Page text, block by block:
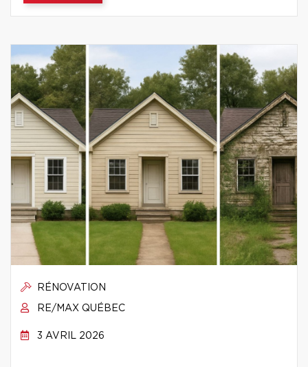
RÉNOVATION
RE/MAX QUÉBEC
3 AVRIL 2026